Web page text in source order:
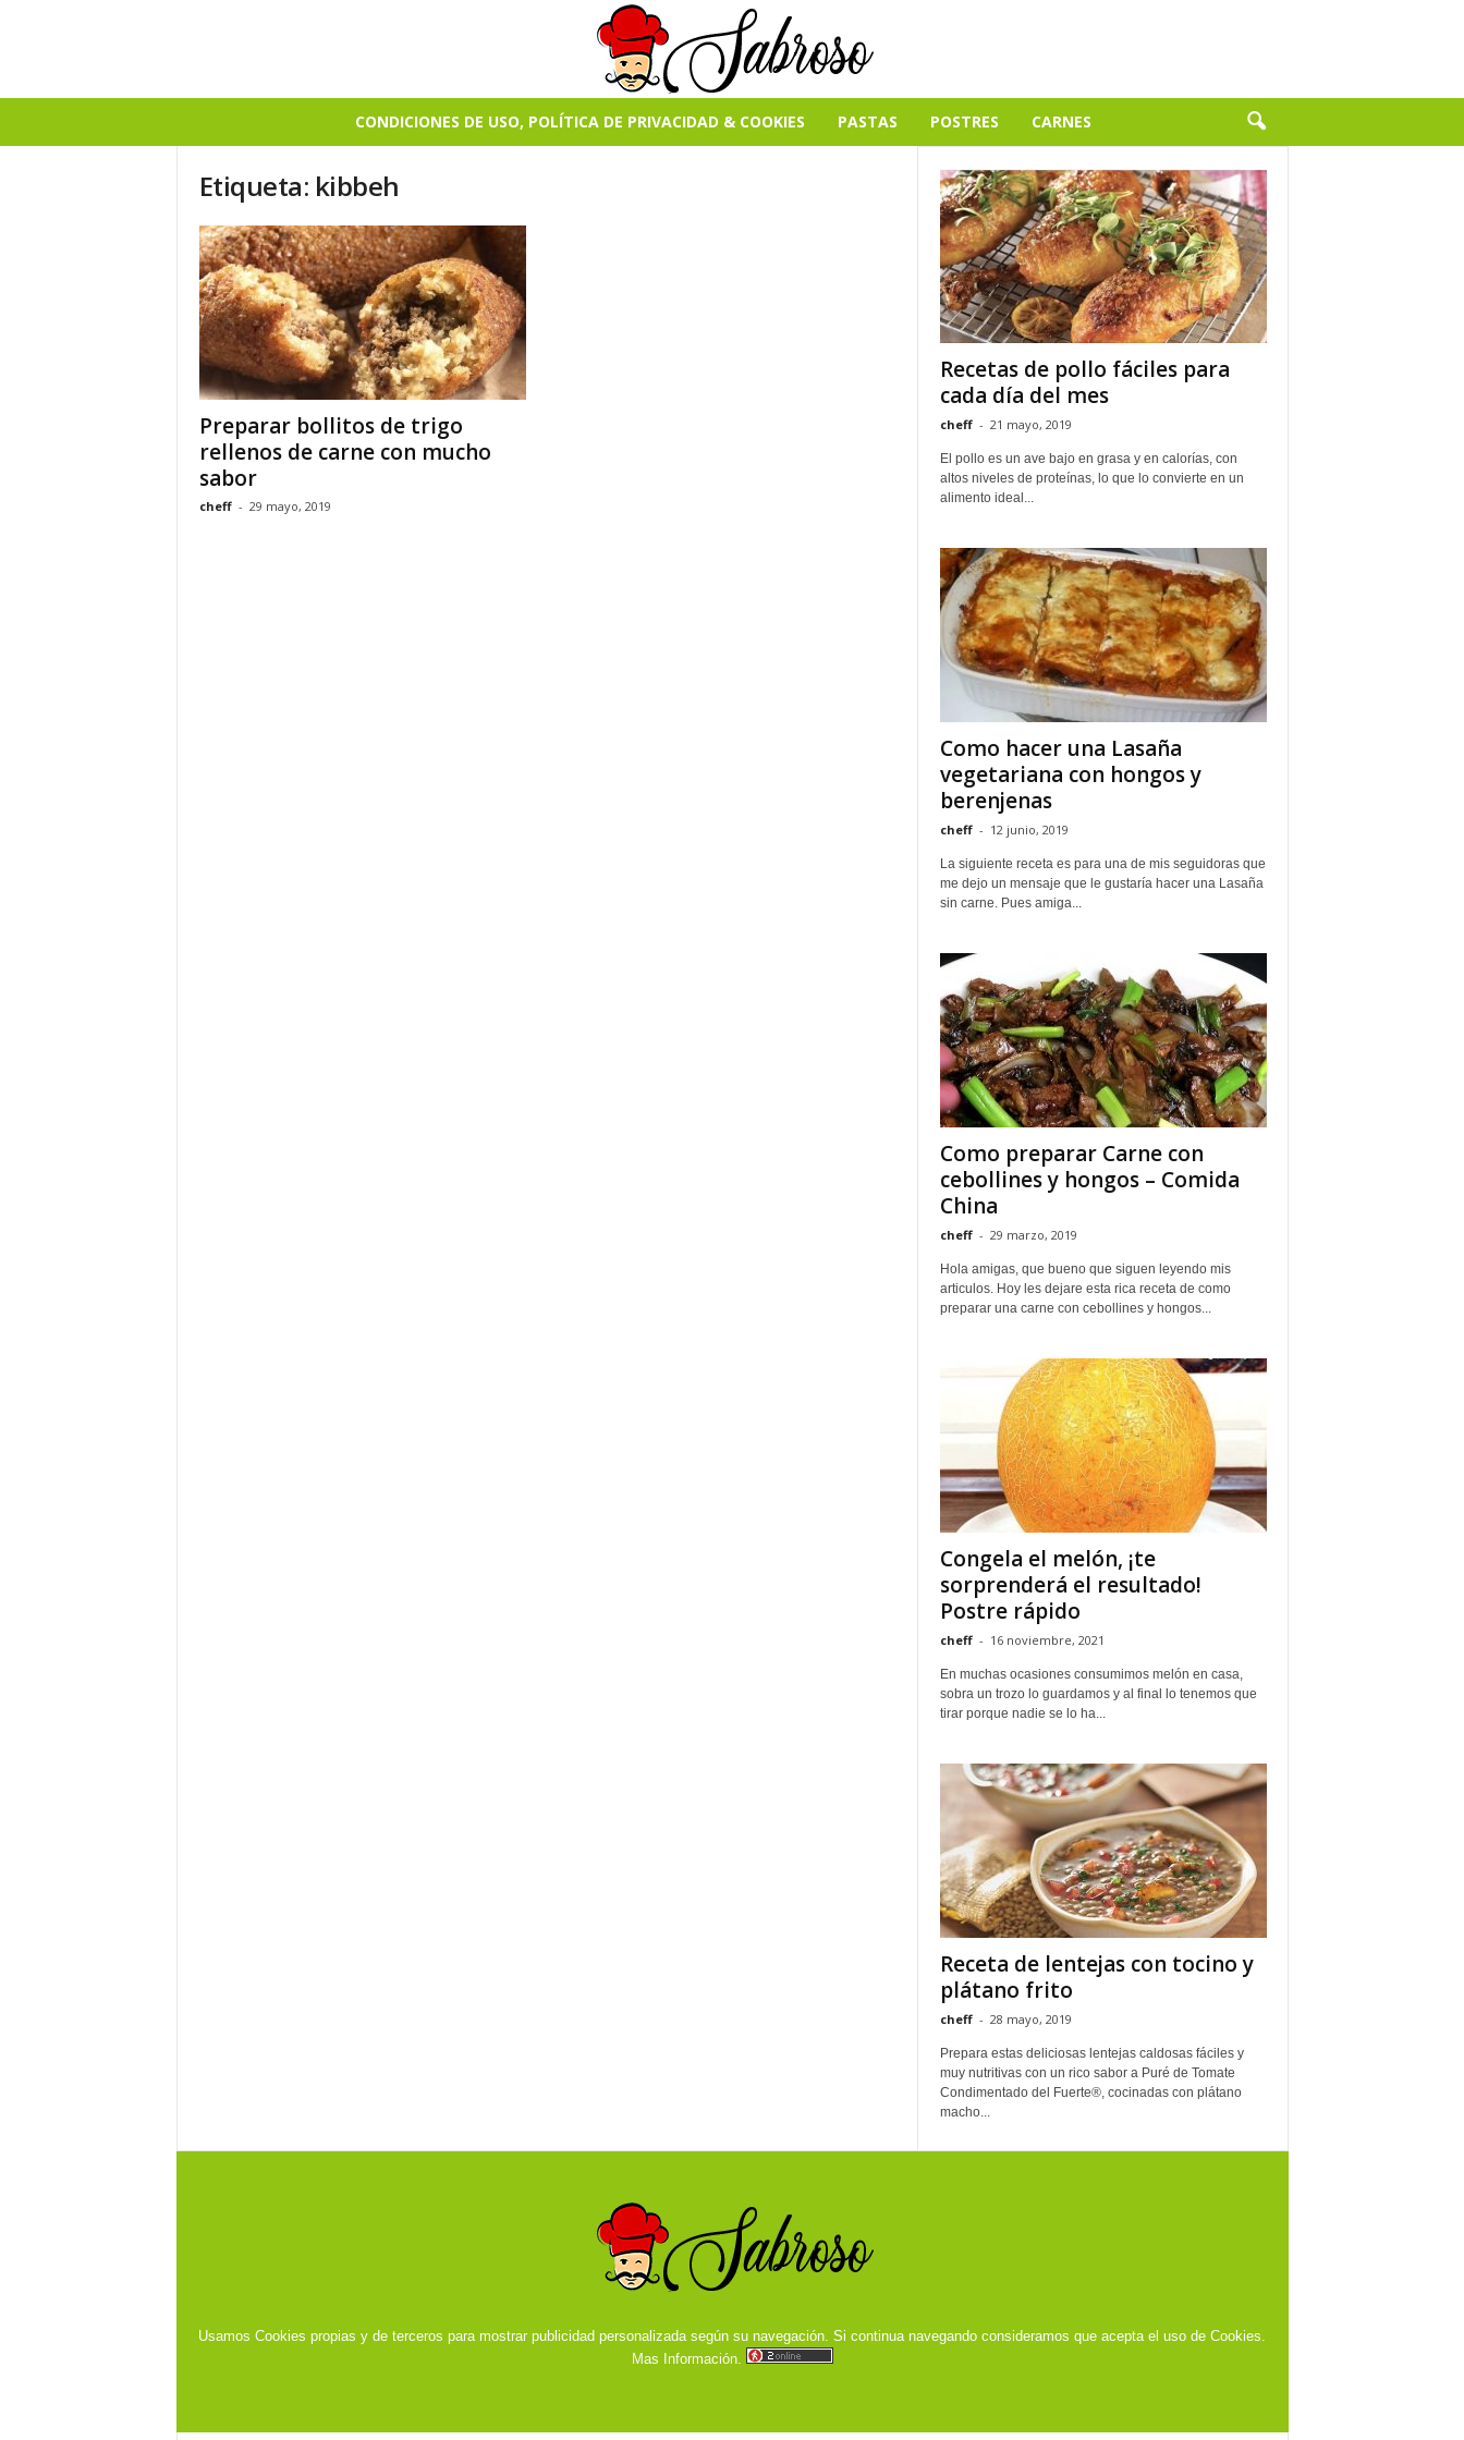
CONDICIONES DE USO, POLÍTICA DE PRIVACIDAD & COOKIES PASTAS POSTRES CARNES
Etiqueta: kibbeh
Preparar bollitos de trigo
rellenos de carne con mucho
sabor
cheff - 29 mayo, 2019
Recetas de pollo fáciles para
cada día del mes
cheff - 21 mayo, 2019
El pollo es un ave bajo en grasa y en calorías, con
altos niveles de proteínas, lo que lo convierte en un
alimento ideal...
Como hacer una Lasaña
vegetariana con hongos y
berenjenas
cheff - 12 junio, 2019
La siguiente receta es para una de mis seguidoras que
me dejo un mensaje que le gustaría hacer una Lasaña
sin carne. Pues amiga...
Como preparar Carne con
cebollines y hongos – Comida
China
cheff - 29 marzo, 2019
Hola amigas, que bueno que siguen leyendo mis
articulos. Hoy les dejare esta rica receta de como
preparar una carne con cebollines y hongos...
Congela el melón, ¡te
sorprenderá el resultado!
Postre rápido
cheff - 16 noviembre, 2021
En muchas ocasiones consumimos melón en casa,
sobra un trozo lo guardamos y al final lo tenemos que
tirar porque nadie se lo ha...
Receta de lentejas con tocino y
plátano frito
cheff - 28 mayo, 2019
Prepara estas deliciosas lentejas caldosas fáciles y
muy nutritivas con un rico sabor a Puré de Tomate
Condimentado del Fuerte®, cocinadas con plátano
macho...
Usamos Cookies propias y de terceros para mostrar publicidad personalizada según su navegación. Si continua navegando consideramos que acepta el uso de Cookies.
Mas Información.